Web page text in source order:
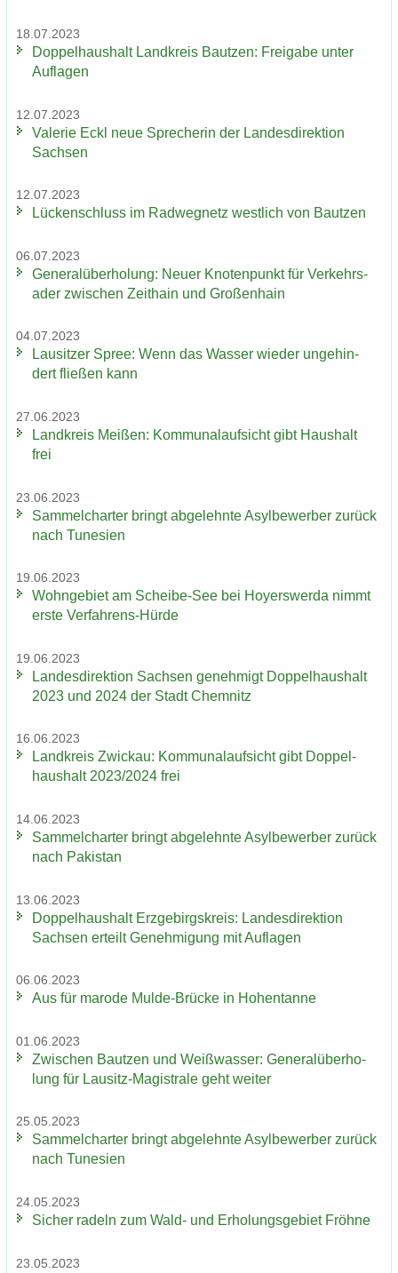
18.07.2023
Dop­pel­haus­halt Land­kreis Baut­zen: Frei­ga­be unter
Auf­la­gen
12.07.2023
Va­le­rie Eckl neue Spre­che­rin der Lan­des­di­rek­ti­on
Sach­sen
12.07.2023
Lü­cken­schluss im Rad­weg­netz west­lich von Baut­zen
06.07.2023
Ge­ne­ral­über­ho­lung: Neuer Kno­ten­punkt für Ver­kehrs­
ader zwi­schen Zeit­hain und Gro­ßen­hain
04.07.2023
Lau­sit­zer Spree: Wenn das Was­ser wie­der un­ge­hin­
dert flie­ßen kann
27.06.2023
Land­kreis Mei­ßen: Kom­mu­nal­auf­sicht gibt Haus­halt
frei
23.06.2023
Sam­mel­char­ter bringt ab­ge­lehn­te Asyl­be­wer­ber zu­rück
nach Tu­ne­si­en
19.06.2023
Wohn­ge­biet am Scheibe-​See bei Ho­yers­wer­da nimmt
erste Verfahrens-​Hürde
19.06.2023
Lan­des­di­rek­ti­on Sach­sen ge­neh­migt Dop­pel­haus­halt
2023 und 2024 der Stadt Chem­nitz
16.06.2023
Land­kreis Zwi­ckau: Kom­mu­nal­auf­sicht gibt Dop­pel­
haus­halt 2023/2024 frei
14.06.2023
Sam­mel­char­ter bringt ab­ge­lehn­te Asyl­be­wer­ber zu­rück
nach Pa­ki­stan
13.06.2023
Dop­pel­haus­halt Erz­ge­birgs­kreis: Lan­des­di­rek­ti­on
Sach­sen er­teilt Ge­neh­mi­gung mit Auf­la­gen
06.06.2023
Aus für ma­ro­de Mulde-​Brücke in Ho­hen­tan­ne
01.06.2023
Zwi­schen Baut­zen und Weiß­was­ser: Ge­ne­ral­über­ho­
lung für Lausitz-​Magistrale geht wei­ter
25.05.2023
Sam­mel­char­ter bringt ab­ge­lehn­te Asyl­be­wer­ber zu­rück
nach Tu­ne­si­en
24.05.2023
Si­cher ra­deln zum Wald- und Er­ho­lungs­ge­biet Fröh­ne
23.05.2023